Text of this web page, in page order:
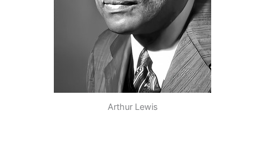
Arthur Lewis